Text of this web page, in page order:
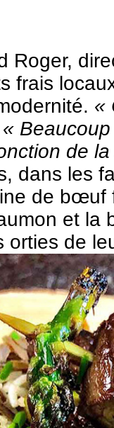
Roger,
frais
«
de
dans les
de
et la
de